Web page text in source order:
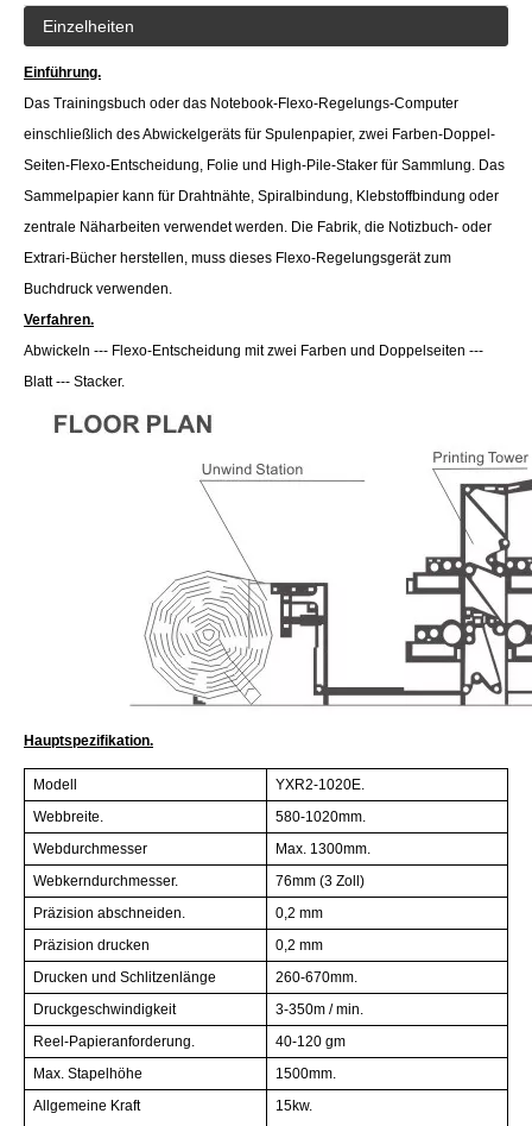
Einzelheiten
Einführung.
Das Trainingsbuch oder das Notebook-Flexo-Regelungs-Computer
einschließlich des Abwickelgeräts für Spulenpapier, zwei Farben-Doppel-
Seiten-Flexo-Entscheidung, Folie und High-Pile-Staker für Sammlung. Das
Sammelpapier kann für Drahtnähte, Spiralbindung, Klebstoffbindung oder
zentrale Näharbeiten verwendet werden. Die Fabrik, die Notizbuch- oder
Extrari-Bücher herstellen, muss dieses Flexo-Regelungsgerät zum
Buchdruck verwenden.
Verfahren.
Abwickeln --- Flexo-Entscheidung mit zwei Farben und Doppelseiten ---
Blatt --- Stacker.
Hauptspezifikation.
Modell
YXR2-1020E.
Webbreite.
580-1020mm.
Webdurchmesser
Max. 1300mm.
Webkerndurchmesser.
76mm (3 Zoll)
Präzision abschneiden.
0,2 mm
Präzision drucken
0,2 mm
Drucken und Schlitzenlänge
260-670mm.
Druckgeschwindigkeit
3-350m / min.
Reel-Papieranforderung.
40-120 gm
Max. Stapelhöhe
1500mm.
Allgemeine Kraft
15kw.